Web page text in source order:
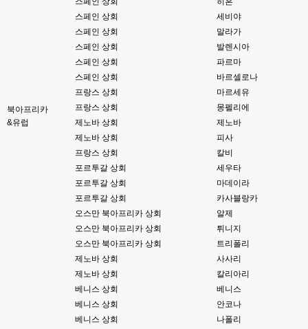
북아프리카
&유럽
스페인 상회
세비야
스페인 상회
말라가
스페인 상회
발렌시아
스페인 상회
파르마
스페인 상회
바르셀로나
프랑스 상회
마르세유
프랑스 상회
몽펠리에
제노바 상회
제노바
제노바 상회
피사
프랑스 상회
칼비
포르투갈 상회
세우타
포르투갈 상회
마데이라
포르투갈 상회
카사블랑카
오스만 북아프리카 상회
알제
오스만 북아프리카 상회
튀니지
오스만 북아프리카 상회
트리폴리
제노바 상회
사사리
제노바 상회
칼리아리
베니스 상회
베니스
베니스 상회
안코나
베니스 상회
나폴리
다른쪽에는 php8.4호스팅.
해서
비슷은한데 또 불편한부분도 많더라구요
8버전쪽은 아에 지원을 안하니깐 .. 용량도 용량이고 ;;